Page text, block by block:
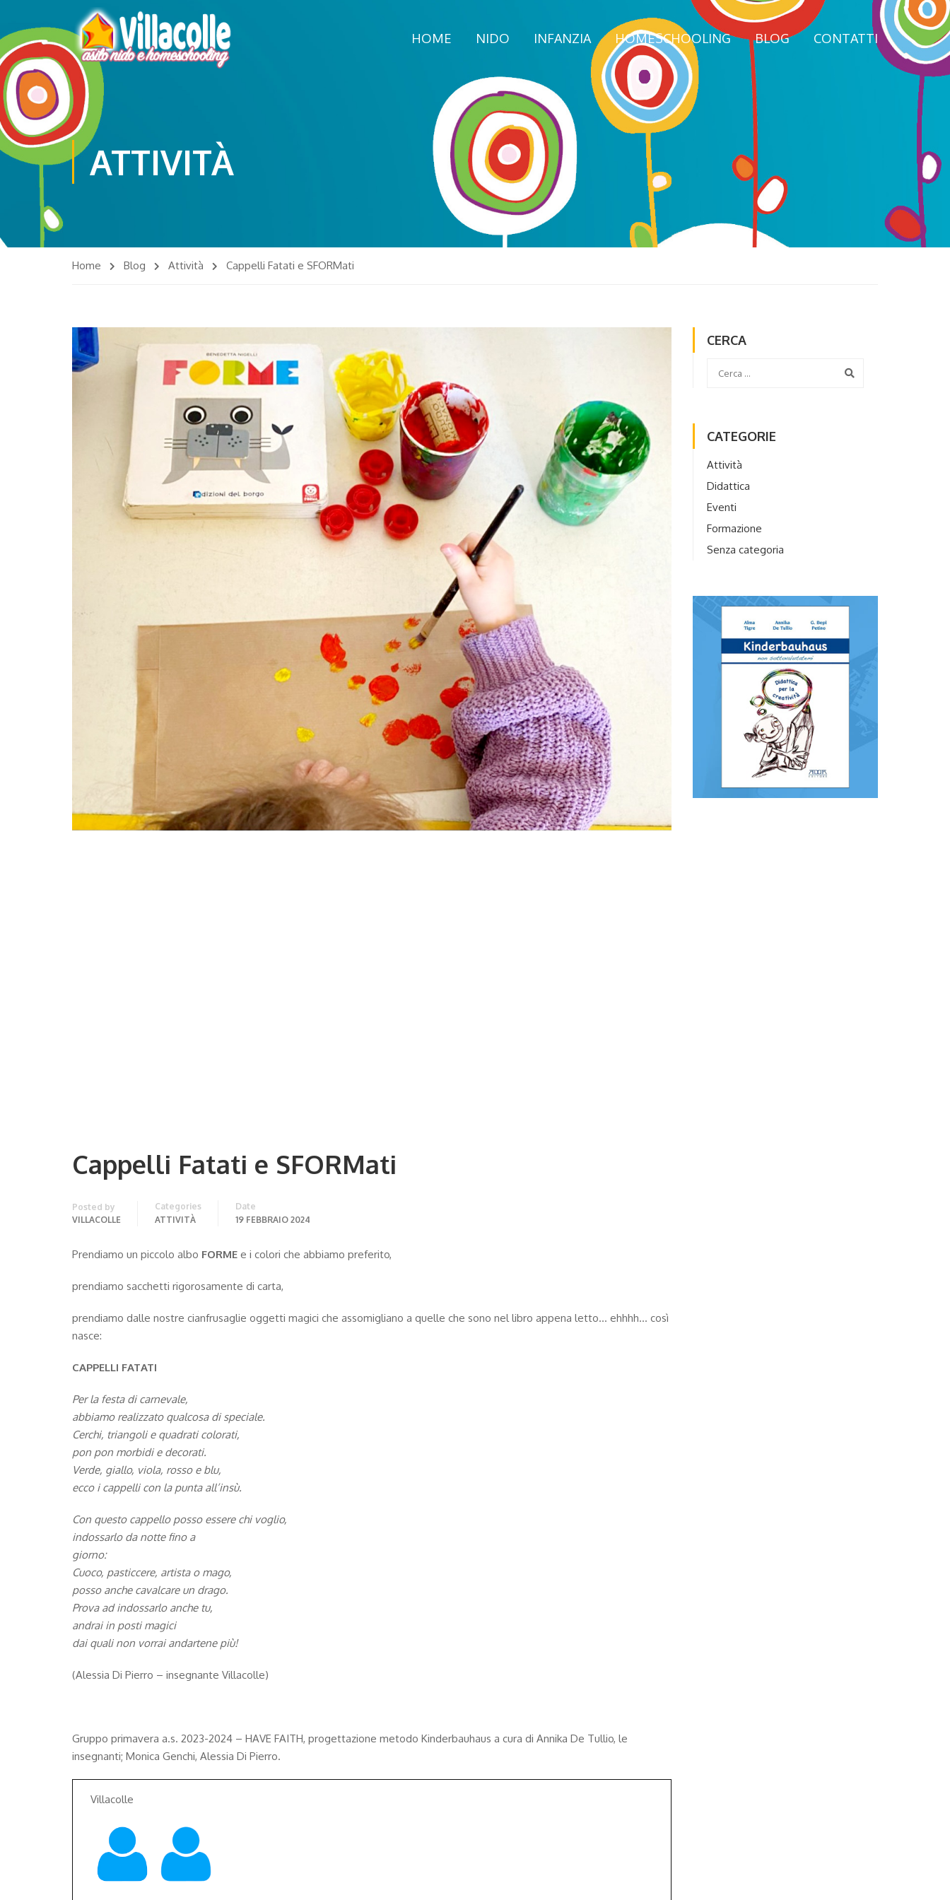
HOME NIDO INFANZIA HOMESCHOOLING BLOG CONTATTI
ATTIVITÀ
Home Blog Attività Cappelli Fatati e SFORMati
Cappelli Fatati e SFORMati
Posted by
VILLACOLLE
Categories
ATTIVITÀ
Date
19 FEBBRAIO 2024
Prendiamo un piccolo albo FORME e i colori che abbiamo preferito,
prendiamo sacchetti rigorosamente di carta,
prendiamo dalle nostre cianfrusaglie oggetti magici che assomigliano a quelle che sono nel libro appena letto… ehhhh… così
nasce:
CAPPELLI FATATI
Per la festa di carnevale,
abbiamo realizzato qualcosa di speciale.
Cerchi, triangoli e quadrati colorati,
pon pon morbidi e decorati.
Verde, giallo, viola, rosso e blu,
ecco i cappelli con la punta all’insù.
Con questo cappello posso essere chi voglio,
indossarlo da notte fino a
giorno:
Cuoco, pasticcere, artista o mago,
posso anche cavalcare un drago.
Prova ad indossarlo anche tu,
andrai in posti magici
dai quali non vorrai andartene più!
(Alessia Di Pierro – insegnante Villacolle)
Gruppo primavera a.s. 2023-2024 – HAVE FAITH, progettazione metodo Kinderbauhaus a cura di Annika De Tullio, le
insegnanti; Monica Genchi, Alessia Di Pierro.
Villacolle
CERCA
CATEGORIE
Attività
Didattica
Eventi
Formazione
Senza categoria